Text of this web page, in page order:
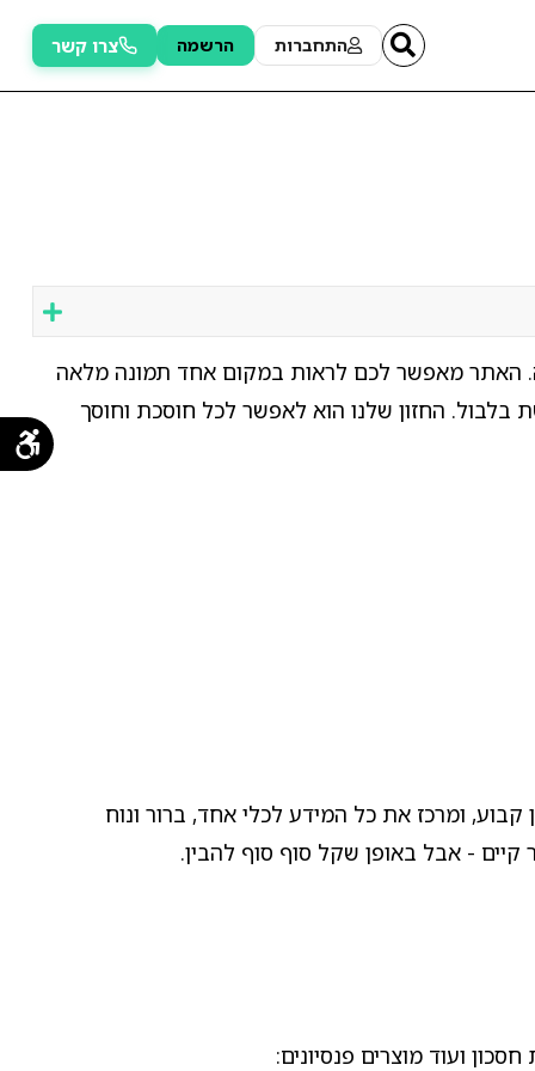
התחברות הרשמה צרו קשר
האתר מאפשר לכם לראות במקום אחד תמונה מלאה
בלבול. החזון שלנו הוא לאפשר לכל חוסכת וחוסך
ומרכז את כל המידע לכלי אחד, ברור ונוח
- אבל באופן שקל סוף סוף להבין.
ועוד מוצרים פנסיונים: